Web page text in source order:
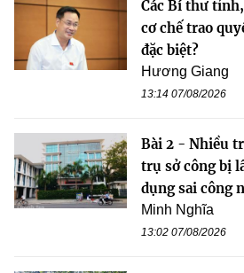
Các Bí thư
cơ chế trao
đặc biệt?
Hương Giang
13:14 07/08/2026
Bài 2 - Nhiều
trụ sở công bị
dụng sai công
Minh Nghĩa
13:02 07/08/2026